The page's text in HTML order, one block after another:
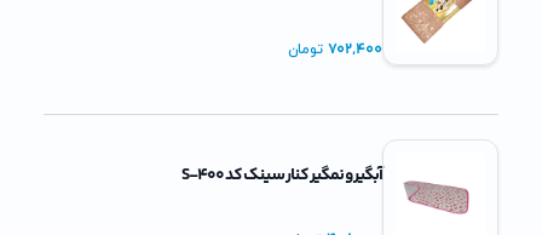
702,400تومان
آبگیر و نمگیر کنار سینک کد S-400